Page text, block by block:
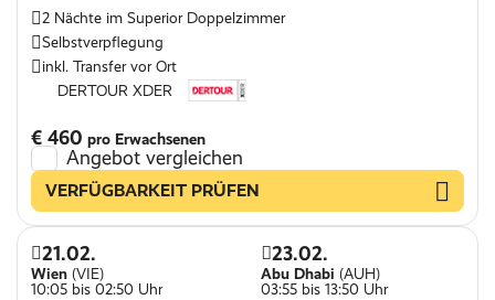
2 Nächte im Superior Doppelzimmer
Selbstverpflegung
inkl. Transfer vor Ort
DERTOUR XDER
€ 460 pro Erwachsenen
Angebot vergleichen
VERFÜGBARKEIT PRÜFEN
21.02.
Wien (VIE)
10:05 bis 02:50 Uhr
23.02.
Abu Dhabi (AUH)
03:55 bis 13:50 Uhr